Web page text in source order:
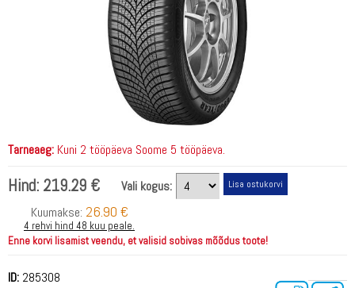
Tarneaeg: Kuni 2 tööpäeva Soome 5 tööpäeva.
Hind: 219.29 €
Vali kogus:
Kuumakse: 26.90 €
4 rehvi hind 48 kuu peale.
Enne korvi lisamist veendu, et valisid sobivas mõõdus toote!
ID: 285308